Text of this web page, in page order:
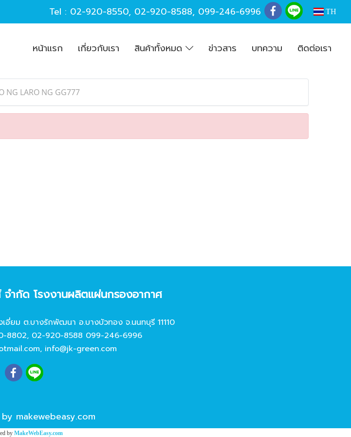
Tel : 02-920-8550, 02-920-8588, 099-246-6996 TH
หน้าแรก เกี่ยวกับเรา สินค้าทั้งหมด ข่าวสาร บทความ ติดต่อเรา
NG LARO NG GG777
จํากัด โรงงานผลิตแผ่นกรองอากาศ
ยม ต.บางรักพัฒนา อ.บางบัวทอง จ.นนทบุรี 11110
8802, 02-920-8588 099-246-6996
, info@jk-green.com
makewebeasy.com
by MakeWebEasy.com